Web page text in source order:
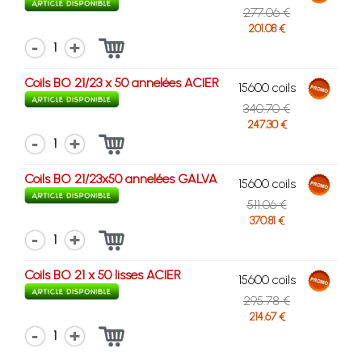
277.06 €
201.08 €
1
Coils BO 21/23 x 50 annelées ACIER
15600 coils
340.70 €
247.30 €
1
Coils BO 21/23x50 annelées GALVA
15600 coils
511.06 €
370.81 €
1
Coils BO 21 x 50 lisses ACIER
15600 coils
295.78 €
214.67 €
1